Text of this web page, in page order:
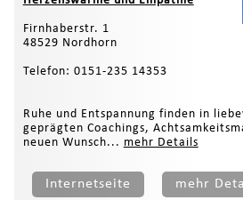
Firnhaberstr. 1
48529 Nordhorn
Telefon: 0151-235 14353
Ruhe und Entspannung finden in
geprägten Coachings,
neuen Wunsch... mehr Details
Internetseite mehr